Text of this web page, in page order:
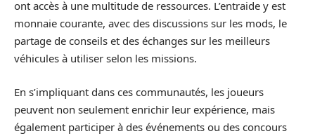
ont accès à une multitude de ressources. L’entraide y est
monnaie courante, avec des discussions sur les mods, le
partage de conseils et des échanges sur les meilleurs
véhicules à utiliser selon les missions.
En s’impliquant dans ces communautés, les joueurs
peuvent non seulement enrichir leur expérience, mais
également participer à des événements ou des concours